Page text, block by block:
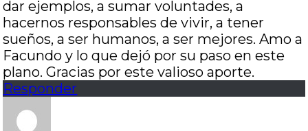
dar ejemplos, a sumar voluntades, a
hacernos responsables de vivir, a tener
sueños, a ser humanos, a ser mejores. Amo a
Facundo y lo que dejó por su paso en este
plano. Gracias por este valioso aporte.
Responder